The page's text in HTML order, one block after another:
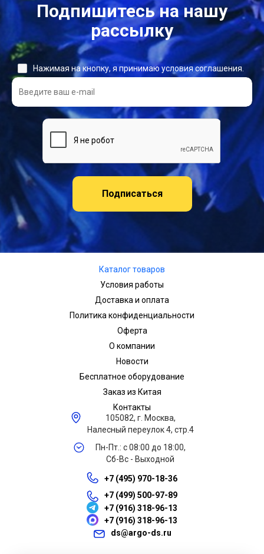
Подпишитесь на нашу
рассылку
Подписаться
Нажимая на кнопку, я принимаю условия соглашения.
Каталог товаров
Условия работы
Доставка и оплата
Политика конфиденциальности
Оферта
О компании
Новости
Бесплатное оборудование
Заказ из Китая
Контакты
105082, г. Москва,
Налесный переулок 4, стр.4
Пн-Пт.: с 08:00 до 18:00,
Сб-Вс - Выходной
+7 (495) 970-18-36
+7 (499) 500-97-89
+7 (916) 318-96-13
+7 (916) 318-96-13
ds@argo-ds.ru